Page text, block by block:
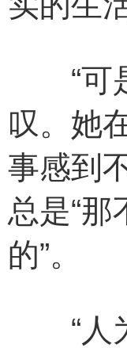
“可是
叹。她
事感到
总是“
的”。
“人为